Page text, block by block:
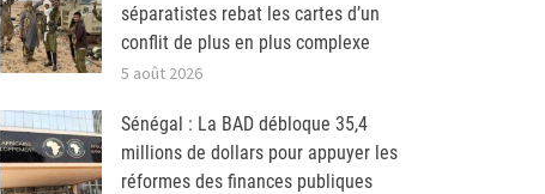
séparatistes rebat les cartes d’un
conflit de plus en plus complexe
5 août 2026
Sénégal : La BAD débloque 35,4
millions de dollars pour appuyer les
réformes des finances publiques